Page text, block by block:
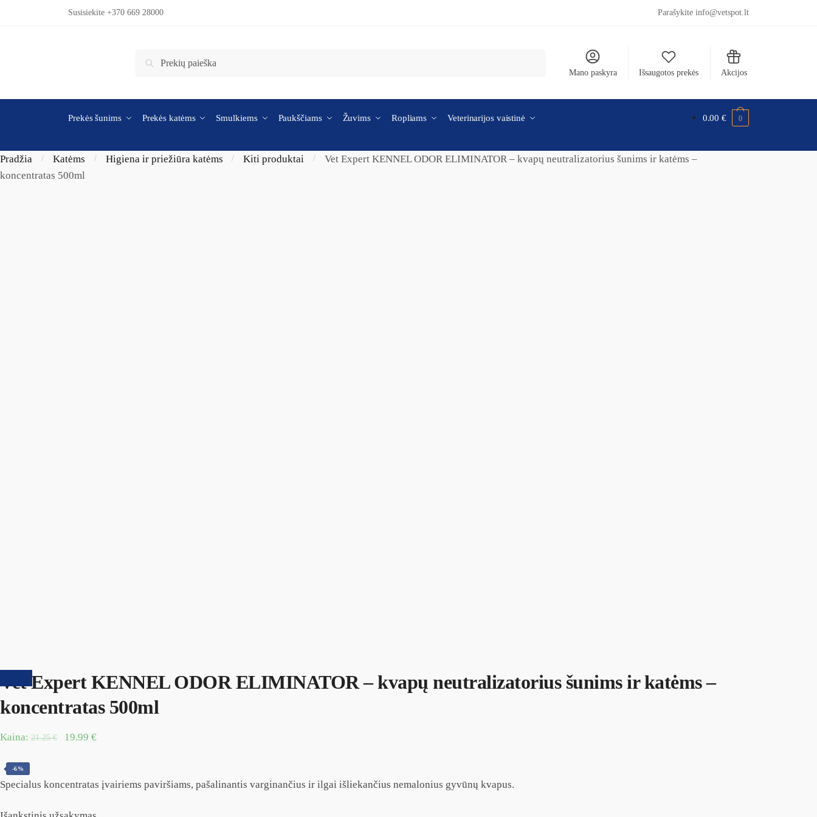
Skip to navigationSusisiekite +370 669 28000 Parašykite info@vetspot.lt
Ieškoti:
Ieškoti
Mano paskyra Išsaugotos prekės Akcijos
Prekės šunims Prekės katėms Smulkiems Paukščiams Žuvims Ropliams Veterinarijos vaistinė 0.00€ 0
Pradžia / Katėms / Higiena ir priežiūra katėms / Kiti produktai /
Vet Expert KENNEL ODOR ELIMINATOR – kvapų neutralizatorius šunims ir katėms –
koncentratas 500ml
Vet Expert KENNEL ODOR ELIMINATOR – kvapų neutralizatorius šunims ir katėms –
koncentratas 500ml
Kaina: 21.25€ 19.99 €
-6%
Specialus koncentratas įvairiems paviršiams, pašalinantis varginančius ir ilgai išliekančius nemalonius gyvūnų kvapus.